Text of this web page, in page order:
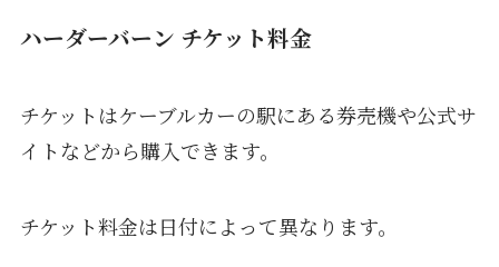
ハーダーバーン チケット料金
チケットはケーブルカーの駅にある券売機や公式サ
イトなどから購入できます。
チケット料金は日付によって異なります。